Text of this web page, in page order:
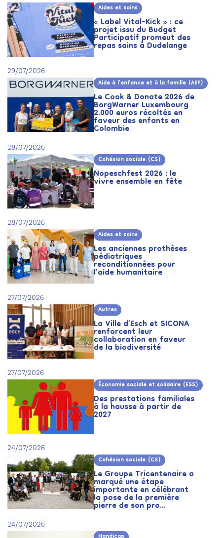
Aides et soins
« Label Vital-Kick » : ce
projet issu du Budget
Participatif promeut des
repas sains à Dudelange
29/07/2026
Aide à l’enfance et à la famille (AEF)
Le Cook & Donate 2026 de
BorgWarner Luxembourg
2.000 euros récoltés en
faveur des enfants en
Colombie
28/07/2026
Cohésion sociale (CS)
Nopeschfest 2026 : le
vivre ensemble en fête
28/07/2026
Aides et soins
Les anciennes prothèses
pédiatriques
reconditionnées pour
l’aide humanitaire
27/07/2026
Autres
La Ville d’Esch et SICONA
renforcent leur
collaboration en faveur
de la biodiversité
27/07/2026
Économie sociale et solidaire (ESS)
Des prestations familiales
à la hausse à partir de
2027
24/07/2026
Cohésion sociale (CS)
Le Groupe Tricentenaire a
marqué une étape
importante en célébrant
la pose de la première
pierre de son pro...
24/07/2026